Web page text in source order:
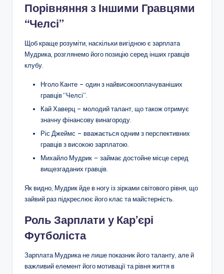
Порівняння з Іншими Гравцями
“Челсі”
Щоб краще розуміти, наскільки вигідною є зарплата
Мудрика, розглянемо його позицію серед інших гравців
клубу.
Нголо Канте – один з найвисокооплачуваніших
гравців “Челсі”.
Кай Хаверц – молодий талант, що також отримує
значну фінансову винагороду.
Ріс Джеймс – вважається одним з перспективних
гравців з високою зарплатою.
Михайло Мудрик – займає достойне місце серед
вищезгаданих гравців.
Як видно, Мудрик йде в ногу із зірками світового рівня, що
зайвий раз підкреслює його клас та майстерність.
Роль Зарплати у Кар’єрі
Футболіста
Зарплата Мудрика не лише показник його таланту, але й
важливий елемент його мотивації та рівня життя в